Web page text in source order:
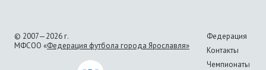
© 2007—2026 г.
МФСОО «Федерация футбола города Ярославля»
Федерация
Контакты
Чемпионаты